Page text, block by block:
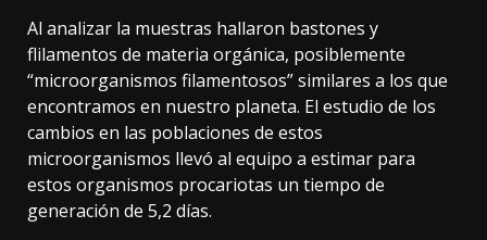
Al analizar la muestras hallaron bastones y
flilamentos de materia orgánica, posiblemente
“microorganismos filamentosos” similares a los que
encontramos en nuestro planeta. El estudio de los
cambios en las poblaciones de estos
microorganismos llevó al equipo a estimar para
estos organismos procariotas un tiempo de
generación de 5,2 días.